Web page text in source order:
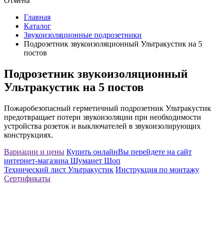
Главная
Каталог
Звукоизоляционные подрозетники
Подрозетник звукоизоляционный Ультракустик на 5
постов
Подрозетник звукоизоляционный
Ультракустик на 5 постов
Пожаробезопасный герметичный подрозетник Ультракустик
предотвращает потери звукоизоляции при необходимости
устройства розеток и выключателей в звукоизолирующих
конструкциях.
Вариации и цены Купить онлайнВы перейдете на сайт
интернет-магазина Шуманет Шоп
Технический лист Ультракустик Инструкция по монтажу
Сертификаты